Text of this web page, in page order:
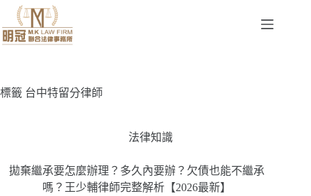
標籤 台中特留分律師
法律知識
拋棄繼承要怎麼辦理？多久內要辦？欠債也能不繼承
嗎？王少輔律師完整解析【2026最新】